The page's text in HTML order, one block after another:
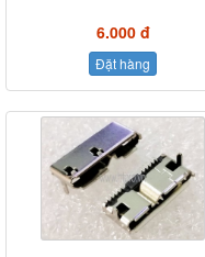
6.000 đ
Đặt hàng